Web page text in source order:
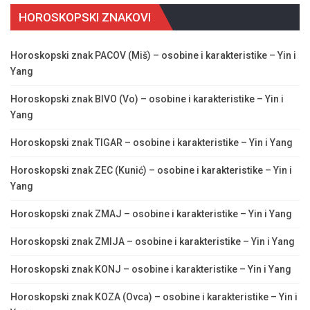
HOROSKOPSKI ZNAKOVI
Horoskopski znak PACOV (Miš) – osobine i karakteristike – Yin i
Yang
Horoskopski znak BIVO (Vo) – osobine i karakteristike – Yin i
Yang
Horoskopski znak TIGAR – osobine i karakteristike – Yin i Yang
Horoskopski znak ZEC (Kunić) – osobine i karakteristike – Yin i
Yang
Horoskopski znak ZMAJ – osobine i karakteristike – Yin i Yang
Horoskopski znak ZMIJA – osobine i karakteristike – Yin i Yang
Horoskopski znak KONJ – osobine i karakteristike – Yin i Yang
Horoskopski znak KOZA (Ovca) – osobine i karakteristike – Yin i